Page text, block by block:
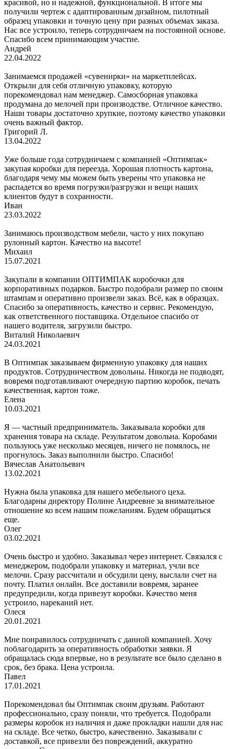
красивой, но и надежной, функциональной. В итоге мы
получили чертеж с адаптированным дизайном, пилотный
образец упаковки и точную цену при разных объемах заказа.
Нас все устроило, теперь сотрудничаем на постоянной основе.
Спасибо всем принимающим участие.
Андрей
22.04.2022
Занимаемся продажей «сувенирки» на маркетплейсах.
Открыли для себя отличную упаковку, которую
порекомендовал нам менеджер. Самосборная упаковка
продумана до мелочей при производстве. Отличное качество.
Наши товары достаточно хрупкие, поэтому качество упаковки
очень важный фактор.
Григорий Л.
13.04.2022
Уже больше года сотрудничаем с компанией «Оптимпак»
закупая коробки для переезда. Хорошая плотность картона,
благодаря чему мы можем быть уверены что упаковка не
распадется во время погрузки/разгрузки и вещи наших
клиентов будут в сохранности.
Иван
23.03.2022
Занимаюсь производством мебели, часто у них покупаю
рулонный картон. Качество на высоте!
Михаил
15.07.2021
Закупали в компании ОПТИМПАК коробочки для
корпоративных подарков. Быстро подобрали размер по своим
штампам и оперативно произвели заказ. Всё, как в образцах.
Спасибо за оперативность, качество и сервис. Рекомендую,
как ответственного поставщика. Отдельное спасибо от
нашего водителя, загрузили быстро.
Виталий Николаевич
24.03.2021
В Оптимпак заказываем фирменную упаковку для наших
продуктов. Сотрудничеством довольны. Никогда не подводят,
вовремя подготавливают очередную партию коробок, печать
качественная, картон тоже.
Елена
10.03.2021
Я — частный предприниматель. Заказывала коробки для
хранения товара на складе. Результатом довольна. Коробами
пользуюсь уже несколько месяцев, ничего не помялось, не
прогнулось. Заказ выполнили быстро. Спасибо!
Вячеслав Анатольевич
13.02.2021
Нужна была упаковка для нашего мебельного цеха.
Благодарны директору Полине Андреевне за внимательное
отношение ко всем нашим пожеланиям. Будем обращаться
еще.
Олег
03.02.2021
Очень быстро и удобно. Заказывал через интернет. Связался с
менеджером, подобрали упаковку и материал, учли все
мелочи. Сразу рассчитали и обсудили цену, выслали счет на
почту. Платил онлайн. Все доставили вовремя, заранее
предупредили, когда привезут коробки. Качество меня
устроило, нареканий нет.
Олеся
20.01.2021
Мне понравилось сотрудничать с данной компанией. Хочу
поблагодарить за оперативность обработки заявки. Я
обращалась сюда впервые, но в результате все было сделано в
срок, без брака. Цена устроила.
Павел
17.01.2021
Порекомендовал бы Оптимпак своим друзьям. Работают
профессионально, сразу поняли, что требуется. Подобрали
размеры коробок из наличия и даже прокладки нашли для нас
на складе. Все четко, быстро, качественно. Заказывали с
доставкой, все привезли без повреждений, аккуратно